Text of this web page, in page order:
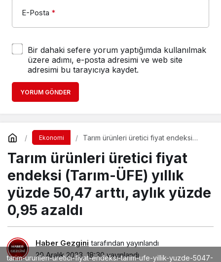
E-Posta *
Bir dahaki sefere yorum yaptığımda kullanılmak
üzere adımı, e-posta adresimi ve web site
adresimi bu tarayıcıya kaydet.
YORUM GÖNDER
Ekonomi
Tarım ürünleri üretici fiyat endeksi
aylık yüzde 0,95 azaldı
Tarım ürünleri üretici fiyat
endeksi (Tarım-ÜFE) yıllık
yüzde 50,47 arttı, aylık yüzde
0,95 azaldı
Haber Gezgini tarafından yayınlandı
20 Aralık 2023, 18:30yayınlandı
tarim-urunleri-uretici-fiyat-endeksi-tarim-ufe-yillik-yuzde-5047-